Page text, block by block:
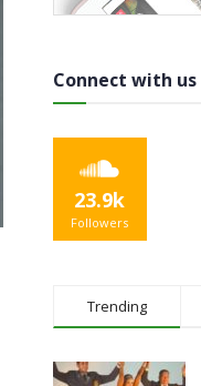
Connect with us
23.9k
Followers
Trending